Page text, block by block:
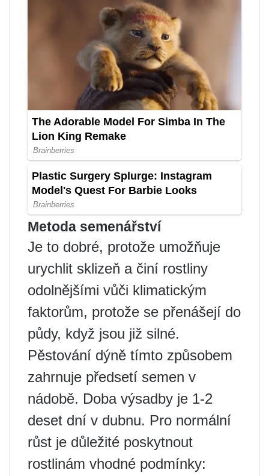
Metoda semenářství
Je to dobré, protože umožňuje
urychlit sklizeň a činí rostliny
odolnějšími vůči klimatickým
faktorům, protože se přenášejí do
půdy, když jsou již silné.
Pěstování dýně tímto způsobem
zahrnuje předsetí semen v
nádobě. Doba výsadby je 1-2
deset dní v dubnu. Pro normální
růst je důležité poskytnout
rostlinám vhodné podmínky: